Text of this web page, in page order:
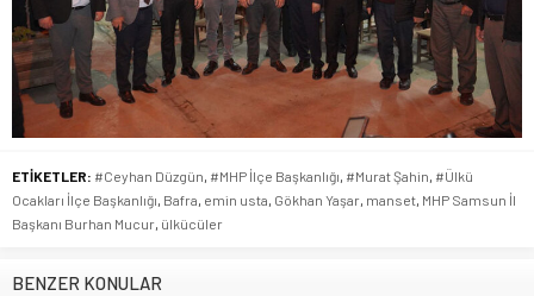
ETİKETLER: #Ceyhan Düzgün, #MHP İlçe Başkanlığı, #Murat Şahin, #Ülkü
Ocakları İlçe Başkanlığı, Bafra, emin usta, Gökhan Yaşar, manset, MHP Samsun İl
Başkanı Burhan Mucur, ülkücüler
BENZER KONULAR